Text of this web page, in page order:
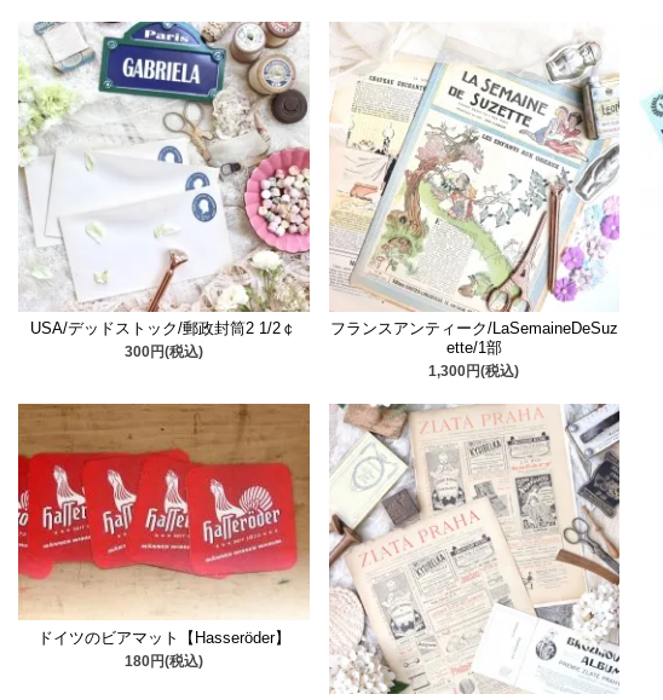
USA/デッドストック/郵政封筒2 1/2￠
300円(税込)
フランスアンティーク/LaSemaineDeSuz
ette/1部
1,300円(税込)
ドイツのビアマット【Hasseröder】
180円(税込)